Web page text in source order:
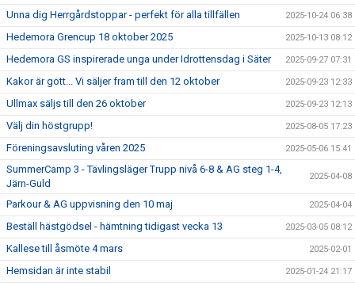
Unna dig Herrgårdstoppar - perfekt för alla tillfällen 2025-10-24 06:38
Hedemora Grencup 18 oktober 2025 2025-10-13 08:12
Hedemora GS inspirerade unga under Idrottensdag i Säter 2025-09-27 07:31
Kakor är gott... Vi säljer fram till den 12 oktober 2025-09-23 12:33
Ullmax säljs till den 26 oktober 2025-09-23 12:13
Välj din höstgrupp! 2025-08-05 17:23
Föreningsavsluting våren 2025 2025-05-06 15:41
SummerCamp 3 - Tävlingsläger Trupp nivå 6-8 & AG steg 1-4,
Järn-Guld
2025-04-08
Parkour & AG uppvisning den 10 maj 2025-04-04
Beställ hästgödsel - hämtning tidigast vecka 13 2025-03-05 08:12
Kallese till åsmöte 4 mars 2025-02-01
Hemsidan är inte stabil 2025-01-24 21:17